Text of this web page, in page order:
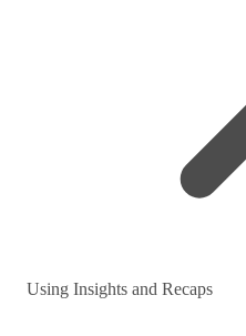
Using Insights and Recaps